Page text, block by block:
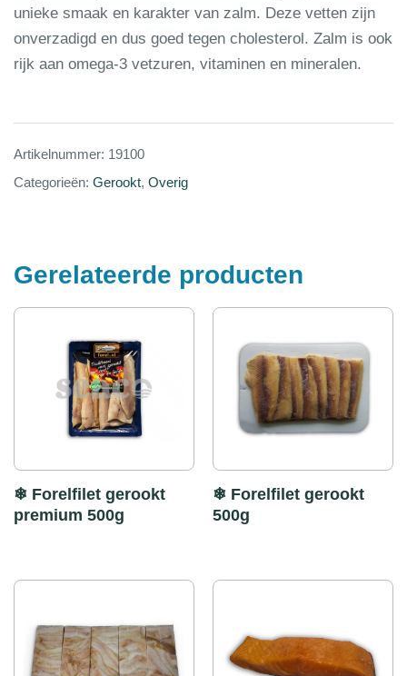
unieke smaak en karakter van zalm. Deze vetten zijn
onverzadigd en dus goed tegen cholesterol. Zalm is ook
rijk aan omega-3 vetzuren, vitaminen en mineralen.
Artikelnummer: 19100
Categorieën: Gerookt, Overig
Gerelateerde producten
❄ Forelfilet gerookt
premium 500g
❄ Forelfilet gerookt
500g